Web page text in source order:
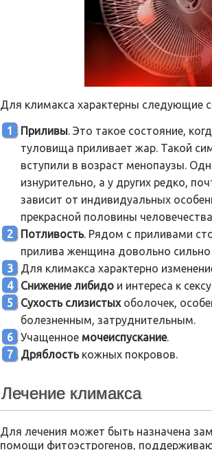
Для климакса характерны следующие
Приливы . Это такое состояние,
туловища приливает жар. Такой
вступили в возраст менопаузы.
изнурительно, а у других редко,
зависит от индивидуальных
прекрасной половины человечества.
Потливость. Рядом с приливами
прилива женщина довольно сильно
Для климакса характерно
Снижение либидо и интереса к
Сухость слизистыхоболочек,
болезненным, затруднительным.
Учащенное мочеиспускание.
Дряблостькожных покровов.
Лечение климакса
Для лечения может быть назначена
помощи фитоэстрогенов,